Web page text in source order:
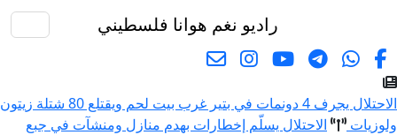
راديو نغم هوانا فلسطيني
الاحتلال يجرف 4 دونمات في بتير غرب بيت لحم ويقتلع 80 شتلة زيتون
ولوزيات
الاحتلال يسلّم إخطارات بهدم منازل ومنشآت في جبع